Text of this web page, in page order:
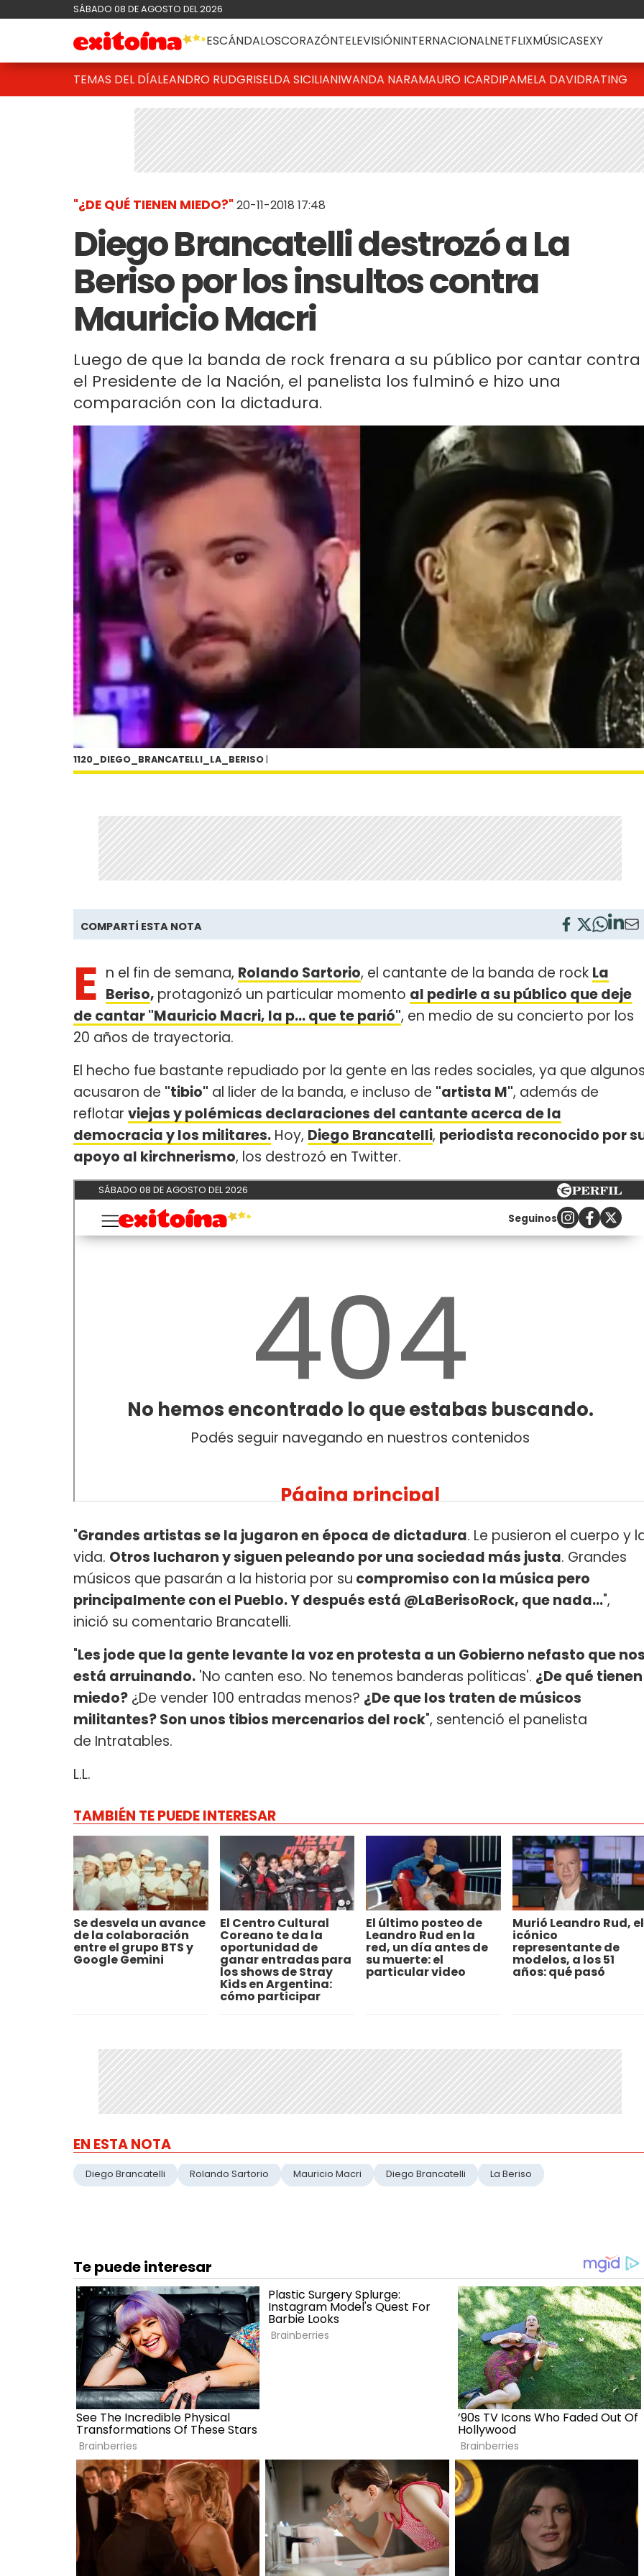
SÁBADO 08 DE AGOSTO DEL 2026
ESCÁNDALOSCORAZÓNTELEVISIÓNINTERNACIONALNETFLIXMÚSICASEXY
TEMAS DEL DÍALEANDRO RUDGRISELDA SICILIANIWANDA NARAMAURO ICARDIPAMELA DAVIDRATING
"¿DE QUÉ TIENEN MIEDO?"20-11-2018 17:48
Diego Brancatelli destrozó a La
Beriso por los insultos contra
Mauricio Macri
Luego de que la banda de rock frenara a su público por cantar contra
el Presidente de la Nación, el panelista los fulminó e hizo una
comparación con la dictadura.
1120_DIEGO_BRANCATELLI_LA_BERISO |
COMPARTÍ ESTA NOTA
E n el fin de semana, Rolando Sartorio, el cantante de la banda de rock La
Beriso, protagonizó un particular momento al pedirle a su público que deje
de cantar "Mauricio Macri, la p... que te parió", en medio de su concierto por los
20 años de trayectoria.
El hecho fue bastante repudiado por la gente en las redes sociales, ya que
acusaron de "tibio" al lider de la banda, e incluso de "artista M", además de
reflotar viejas y polémicas declaraciones del cantante acerca de la
democracia y los militares. Hoy, Diego Brancatelli, periodista reconocido por
apoyo al kirchnerismo, los destrozó en Twitter.
"Grandes artistas se la jugaron en época de dictadura. Le pusieron el cuerpo y
vida. Otros lucharon y siguen peleando por una sociedad más justa. Grandes
músicos que pasarán a la historia por su compromiso con la música pero
principalmente con el Pueblo. Y después está @LaBerisoRock, que nada...",
inició su comentario Brancatelli.
"Les jode que la gente levante la voz en protesta a un Gobierno nefasto que
está arruinando. 'No canten eso. No tenemos banderas políticas'. ¿De qué tienen
miedo? ¿De vender 100 entradas menos? ¿De que los traten de músicos
militantes? Son unos tibios mercenarios del rock", sentenció el panelista
de Intratables.
L.L.
TAMBIÉN TE PUEDE INTERESAR
Se desvela un avance
de la colaboración
entre el grupo BTS y
Google Gemini
El Centro Cultural
Coreano te da la
oportunidad de
ganar entradas para
los shows de Stray
Kids en Argentina:
cómo participar
El último posteo de
Leandro Rud en la
red, un día antes de
su muerte: el
particular video
Murió Leandro Rud, el
icónico
representante de
modelos, a los 51
años: qué pasó
EN ESTA NOTA
Diego Brancatelli Rolando Sartorio Mauricio Macri Diego Brancatelli La Beriso